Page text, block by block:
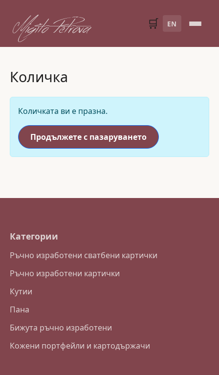
Migito Petrova 🛒 EN
Количка
Количката ви е празна.
Продължете с пазаруването
Категории
Ръчно изработени сватбени картички
Ръчно изработени картички
Кутии
Пана
Бижута ръчно изработени
Кожени портфейли и картодържачи